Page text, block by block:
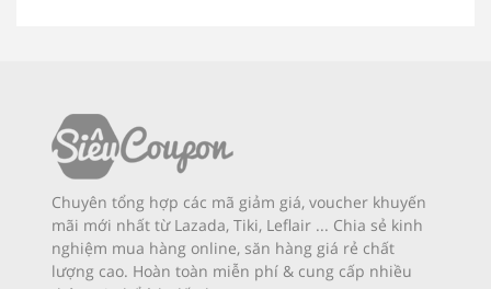
Chuyên tổng hợp các mã giảm giá, voucher khuyến
mãi mới nhất từ Lazada, Tiki, Leflair ... Chia sẻ kinh
nghiệm mua hàng online, săn hàng giá rẻ chất
lượng cao. Hoàn toàn miễn phí & cung cấp nhiều